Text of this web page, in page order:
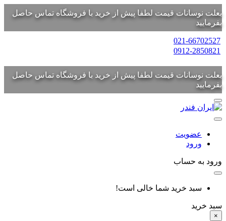
بعلت نوسانات قیمت لطفا پیش از خرید با فروشگاه تماس حاصل
بفرمایید
021-66702527
0912-2850821
بعلت نوسانات قیمت لطفا پیش از خرید با فروشگاه تماس حاصل
بفرمایید
عضویت
ورود
ورود به حساب
سبد خرید شما خالی است!
سبد خرید
×